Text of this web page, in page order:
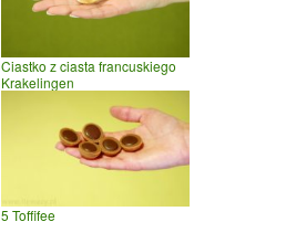
Ciastko z ciasta francuskiego
Krakelingen
5 Toffifee